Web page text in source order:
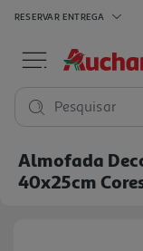
RESERVAR ENTREGA
Pesquisar
Almofada
40x25cm